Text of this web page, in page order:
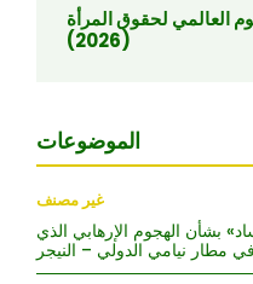
العالمي لحقوق المرأة
(2026)
الموضوعات
غير مصنف
بشأن الهجوم الإرهابي الذي